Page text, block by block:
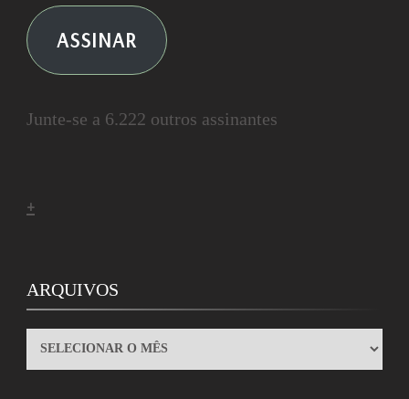
ASSINAR
Junte-se a 6.222 outros assinantes
+
ARQUIVOS
ARQUIVOS